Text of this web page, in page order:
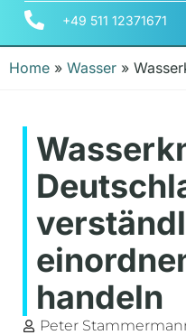
+49 511 12371671
Home » Wasser »
handeln
Peter